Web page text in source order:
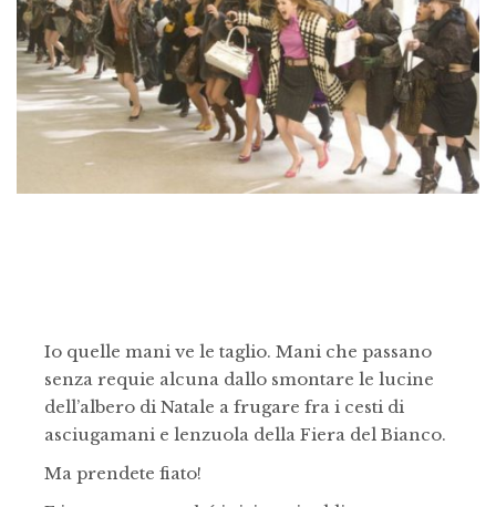
Io quelle mani ve le taglio. Mani che passano
senza requie alcuna dallo smontare le lucine
dell’albero di Natale a frugare fra i cesti di
asciugamani e lenzuola della Fiera del Bianco.
Ma prendete fiato!